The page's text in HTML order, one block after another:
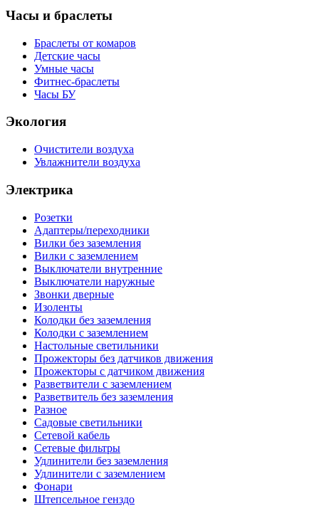
Часы и браслеты
Браслеты от комаров
Детские часы
Умные часы
Фитнес-браслеты
Часы БУ
Экология
Очистители воздуха
Увлажнители воздуха
Электрика
Розетки
Адаптеры/переходники
Вилки без заземления
Вилки с заземлением
Выключатели внутренние
Выключатели наружные
Звонки дверные
Изоленты
Колодки без заземления
Колодки с заземлением
Настольные светильники
Прожекторы без датчиков движения
Прожекторы с датчиком движения
Разветвители с заземлением
Разветвитель без заземления
Разное
Садовые светильники
Сетевой кабель
Сетевые фильтры
Удлинители без заземления
Удлинители с заземлением
Фонари
Штепсельное генздо